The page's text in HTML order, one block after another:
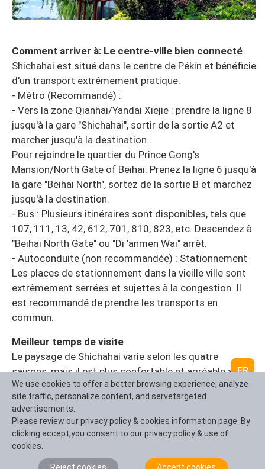
Comment arriver à: Le centre-ville bien connecté
Shichahai est situé dans le centre de Pékin et bénéficie
d'un transport extrêmement pratique.
- Métro (Recommandé) :
- Vers la zone Qianhai/Yandai Xiejie : prendre la ligne 8
jusqu'à la gare "Shichahai", sortir de la sortie A2 et
marcher jusqu'à la destination.
Pour rejoindre le quartier du Prince Gong's
Mansion/North Gate of Beihai: Prenez la ligne 6 jusqu'à
la gare "Beihai North", sortez de la sortie B et marchez
jusqu'à la destination.
- Bus : Plusieurs itinéraires sont disponibles, tels que
107, 111, 13, 42, 612, 701, 810, 823, etc. Descendez à
"Beihai North Gate" ou "Di 'anmen Wai" arrêt.
- Autoconduite (non recommandée) : Stationnement
Les places de stationnement dans la vieille ville sont
extrêmement serrées et sujettes à la congestion. Il
est recommandé de prendre les transports en
commun.
Meilleur temps de visite
Le paysage de Shichahai varie selon les quatre
saisons, mais il est plus confortable et agréable au
printemps et en automne.
Les saisons d'or du printemps et de l'automne (avril à
mai, septembre à octobre) : Le climat est doux, avec
des saules verts et des fleurs rouges, ou le ciel est
clair et les nuages sont clairs. C'est le meilleur
moment pour se promener et prendre des photos.
FR
We use cookies to offer a better browsing experience, analyze
site traffic, personalize content, and servetargeted
advertisements.
Please review our privacy policy & cookies information page. By
clicking accept,you consent to our privacy policy & use of
cookies.